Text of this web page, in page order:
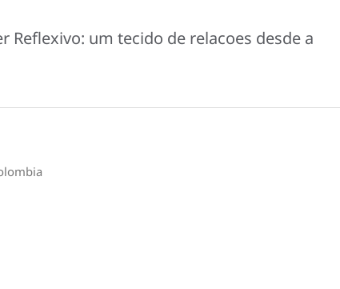
Reflexivo: um tecido de relacoes desde a